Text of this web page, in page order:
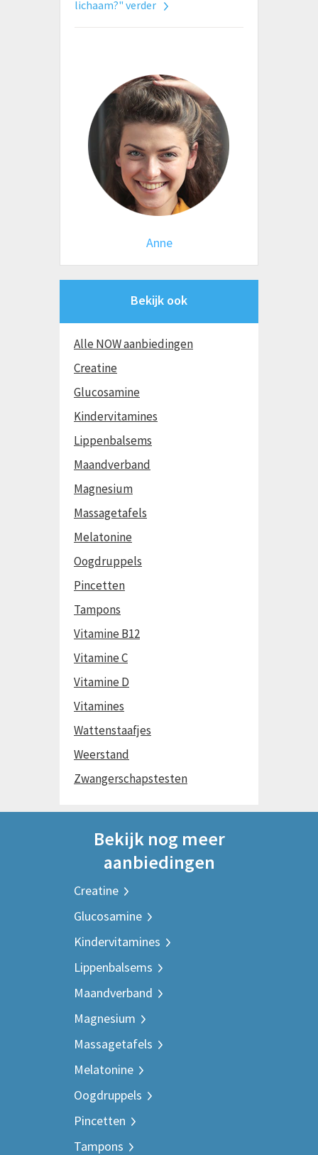
lichaam?" verder
Anne
Bekijk ook
Alle NOW aanbiedingen
Creatine
Glucosamine
Kindervitamines
Lippenbalsems
Maandverband
Magnesium
Massagetafels
Melatonine
Oogdruppels
Pincetten
Tampons
Vitamine B12
Vitamine C
Vitamine D
Vitamines
Wattenstaafjes
Weerstand
Zwangerschapstesten
Bekijk nog meer
aanbiedingen
Creatine
Glucosamine
Kindervitamines
Lippenbalsems
Maandverband
Magnesium
Massagetafels
Melatonine
Oogdruppels
Pincetten
Tampons